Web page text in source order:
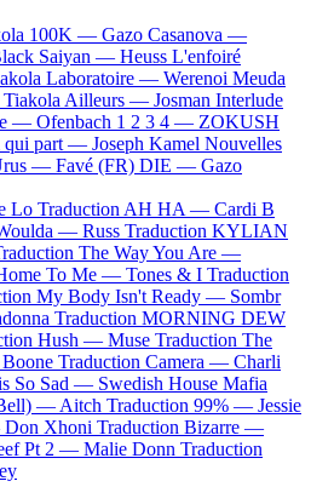
100K — Gazo Casanova —
Saiyan — Heuss L'enfoiré
Laboratoire — Werenoi Meuda
Ailleurs — Josman Interlude
— Ofenbach 1 2 3 4 — ZOKUSH
qui part — Joseph Kamel Nouvelles
— Favé (FR) DIE — Gazo
Lo Traduction AH HA — Cardi B
— Russ Traduction KYLIAN
The Way You Are —
To Me — Tones & I Traduction
My Body Isn't Ready — Sombr
Traduction MORNING DEW
Hush — Muse Traduction The
Traduction Camera — Charli
So Sad — Swedish House Mafia
— Aitch Traduction 99% — Jessie
Don Xhoni Traduction Bizarre —
Pt 2 — Malie Donn Traduction